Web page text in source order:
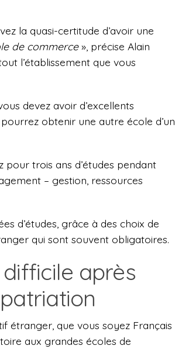
la quasi-certitude d’avoir une
de commerce», précise Alain
l’établissement que vous
devez avoir d’excellents
obtenir une autre école d’un
pour trois ans d’études pendant
– gestion, ressources
d’études, grâce à des choix de
qui sont souvent obligatoires.
après
étranger, que vous soyez Français
aux grandes écoles de